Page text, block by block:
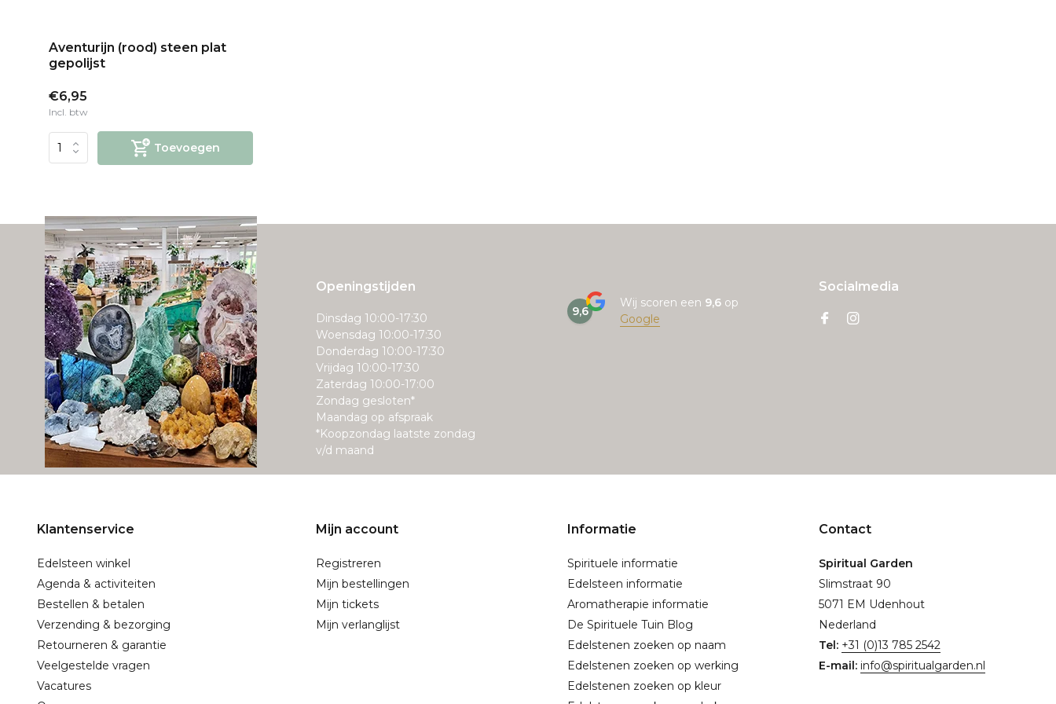
Aventurijn (rood) steen plat
gepolijst
€6,95
Incl. btw
Toevoegen
Openingstijden
Dinsdag 10:00-17:30
Woensdag 10:00-17:30
Donderdag 10:00-17:30
Vrijdag 10:00-17:30
Zaterdag 10:00-17:00
Zondag gesloten*
Maandag op afspraak
*Koopzondag laatste zondag
v/d maand
9,6
Wij scoren een 9,6 op
Google
Socialmedia
Klantenservice
Edelsteen winkel
Agenda & activiteiten
Bestellen & betalen
Verzending & bezorging
Retourneren & garantie
Veelgestelde vragen
Vacatures
Mijn account
Registreren
Mijn bestellingen
Mijn tickets
Mijn verlanglijst
Informatie
Spirituele informatie
Edelsteen informatie
Aromatherapie informatie
De Spirituele Tuin Blog
Edelstenen zoeken op naam
Edelstenen zoeken op werking
Edelstenen zoeken op kleur
Contact
Spiritual Garden
Slimstraat 90
5071 EM Udenhout
Nederland
Tel: +31 (0)13 785 2542
E-mail: info@spiritualgarden.nl